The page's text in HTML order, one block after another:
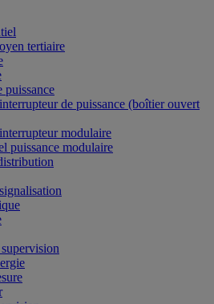
tertiaire
puissance
de puissance (boîtier ouvert
modulaire
puissance modulaire